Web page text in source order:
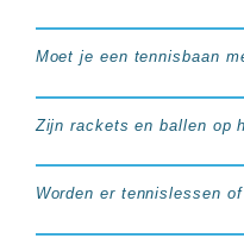
Moet je een tennisbaan
Zijn rackets en ballen op
Worden er tennislessen